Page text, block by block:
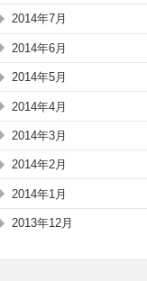
2014年7月
2014年6月
2014年5月
2014年4月
2014年3月
2014年2月
2014年1月
2013年12月